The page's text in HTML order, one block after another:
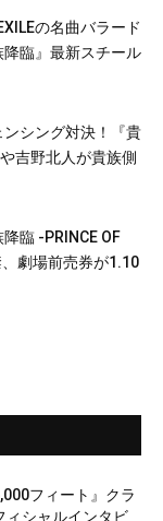
の名曲バラード
降臨』最新スチール
シング対決！『貴
吉野北人が貴族側
臨 -PRINCE OF
劇場前売券が1.10
フィート』クラ
ィシャルインタビ